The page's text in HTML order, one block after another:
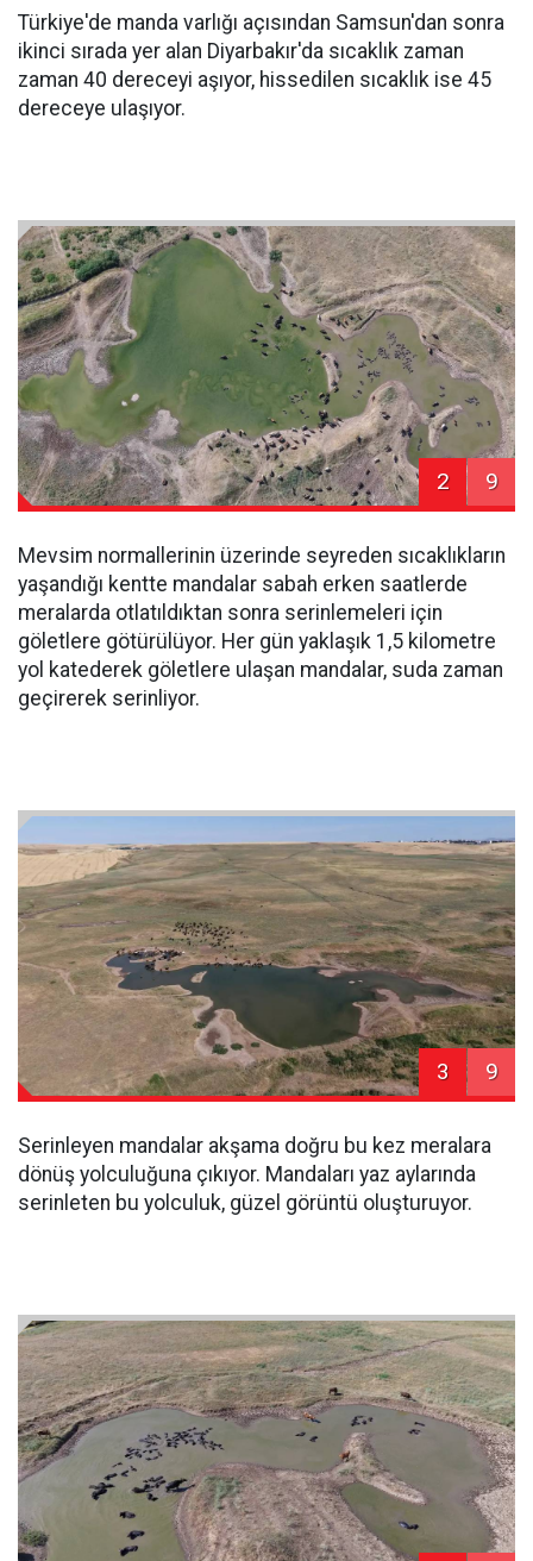
Türkiye'de manda varlığı açısından Samsun'dan sonra
ikinci sırada yer alan Diyarbakır'da sıcaklık zaman
zaman 40 dereceyi aşıyor, hissedilen sıcaklık ise 45
dereceye ulaşıyor.
2 9
Mevsim normallerinin üzerinde seyreden sıcaklıkların
yaşandığı kentte mandalar sabah erken saatlerde
meralarda otlatıldıktan sonra serinlemeleri için
göletlere götürülüyor. Her gün yaklaşık 1,5 kilometre
yol katederek göletlere ulaşan mandalar, suda zaman
geçirerek serinliyor.
3 9
Serinleyen mandalar akşama doğru bu kez meralara
dönüş yolculuğuna çıkıyor. Mandaları yaz aylarında
serinleten bu yolculuk, güzel görüntü oluşturuyor.